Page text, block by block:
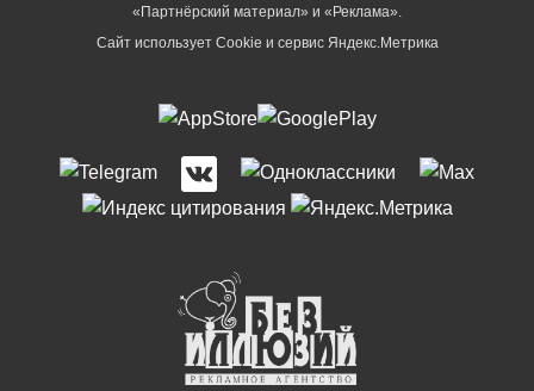
«Партнёрский материал» и «Реклама».
Сайт использует Cookie и сервиc Яндекс.Метрика